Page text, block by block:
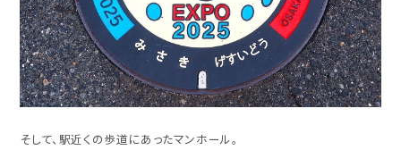
そして、駅近くの歩道にあったマンホール。